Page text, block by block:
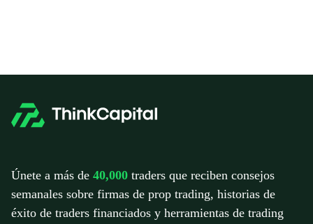
Únete a más de 40,000 traders que reciben consejos
semanales sobre firmas de prop trading, historias de
éxito de traders financiados y herramientas de trading